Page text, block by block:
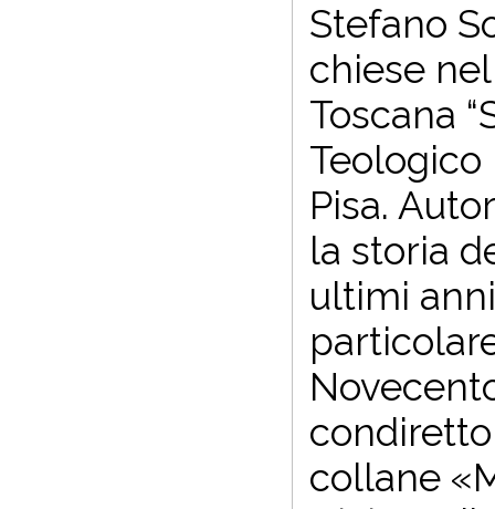
Stefano
chiese
Toscana
Teologico
Pisa.
la storia
ultimi
collane